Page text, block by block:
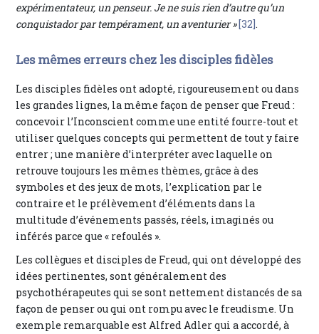
expérimentateur, un penseur. Je ne suis rien d’autre qu’un
conquistador par tempérament, un aventurier »[32].
Les mêmes erreurs chez les disciples fidèles
Les disciples fidèles ont adopté, rigoureusement ou dans
les grandes lignes, la même façon de penser que Freud :
concevoir l’Inconscient comme une entité fourre-tout et
utiliser quelques concepts qui permettent de tout y faire
entrer ; une manière d’interpréter avec laquelle on
retrouve toujours les mêmes thèmes, grâce à des
symboles et des jeux de mots, l’explication par le
contraire et le prélèvement d’éléments dans la
multitude d’événements passés, réels, imaginés ou
inférés parce que « refoulés ».
Les collègues et disciples de Freud, qui ont développé des
idées pertinentes, sont généralement des
psychothérapeutes qui se sont nettement distancés de sa
façon de penser ou qui ont rompu avec le freudisme. Un
exemple remarquable est Alfred Adler qui a accordé, à